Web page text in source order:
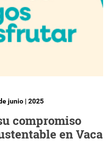
junio | 2025
compromiso
en Vaca